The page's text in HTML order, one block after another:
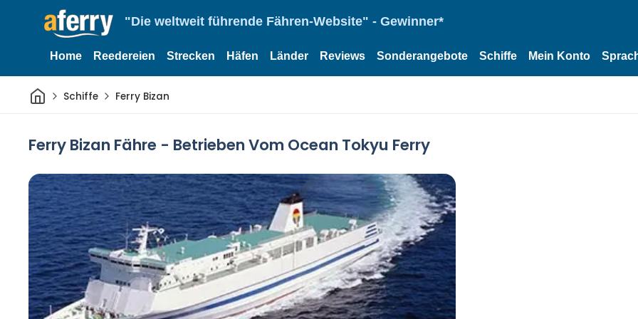
"Die weltweit führende Fähren-Website" - Gewinner*
Home Reedereien Strecken Häfen Länder Reviews Sonderangebote Schiffe Mein Konto
HeimSchiffe Ferry Bizan
Ferry Bizan Fähre - Betrieben Vom Ocean Tokyu Ferry